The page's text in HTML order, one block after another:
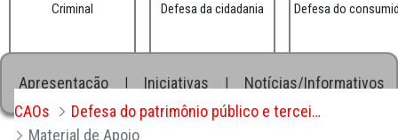
Criminal Defesa da cidadania Defesa do
Apresentação Iniciativas
Notícias/Informativos
CAOs
Defesa do patrimônio público e terceiro setor
Material de Apoio